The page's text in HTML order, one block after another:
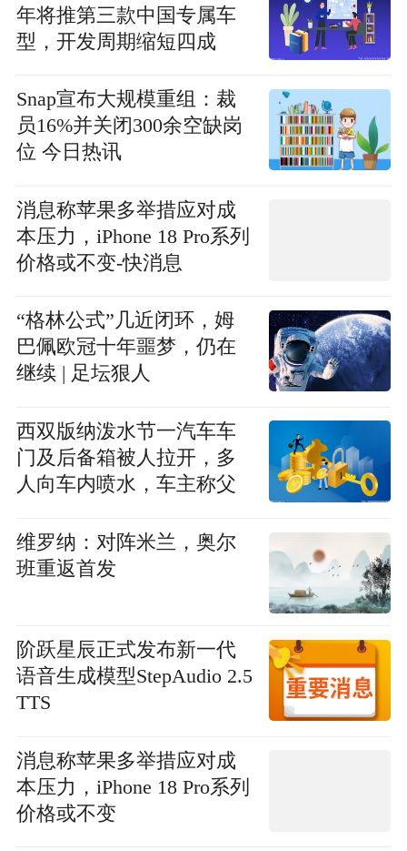
年将推第三款中国专属车
型，开发周期缩短四成
Snap宣布大规模重组：裁
员16%并关闭300余空缺岗
位 今日热讯
消息称苹果多举措应对成
本压力，iPhone 18 Pro系列
价格或不变-快消息
“格林公式”几近闭环，姆
巴佩欧冠十年噩梦，仍在
继续 | 足坛狠人
西双版纳泼水节一汽车车
门及后备箱被人拉开，多
人向车内喷水，车主称父
汽车如检查出问题会报警
维罗纳：对阵米兰，奥尔
班重返首发
阶跃星辰正式发布新一代
语音生成模型StepAudio 2.5
TTS
消息称苹果多举措应对成
本压力，iPhone 18 Pro系列
价格或不变